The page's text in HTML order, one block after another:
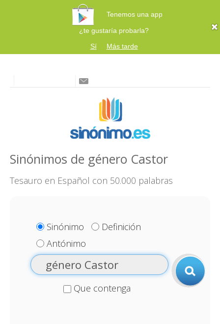
Tenemos una app
¿te gustaría probarla?
Sí
Más tarde
Sinónimos de género Castor
Tesauro en Español con 50.000 palabras
Sinónimo
Definición
Antónimo
Que contenga